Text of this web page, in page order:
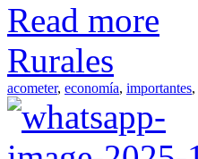
Read more
Rurales
acometer, economía, importantes,